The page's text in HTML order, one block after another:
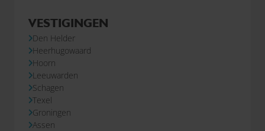
VESTIGINGEN
Den Helder
Heerhugowaard
Hoorn
Leeuwarden
Schagen
Texel
Groningen
Assen